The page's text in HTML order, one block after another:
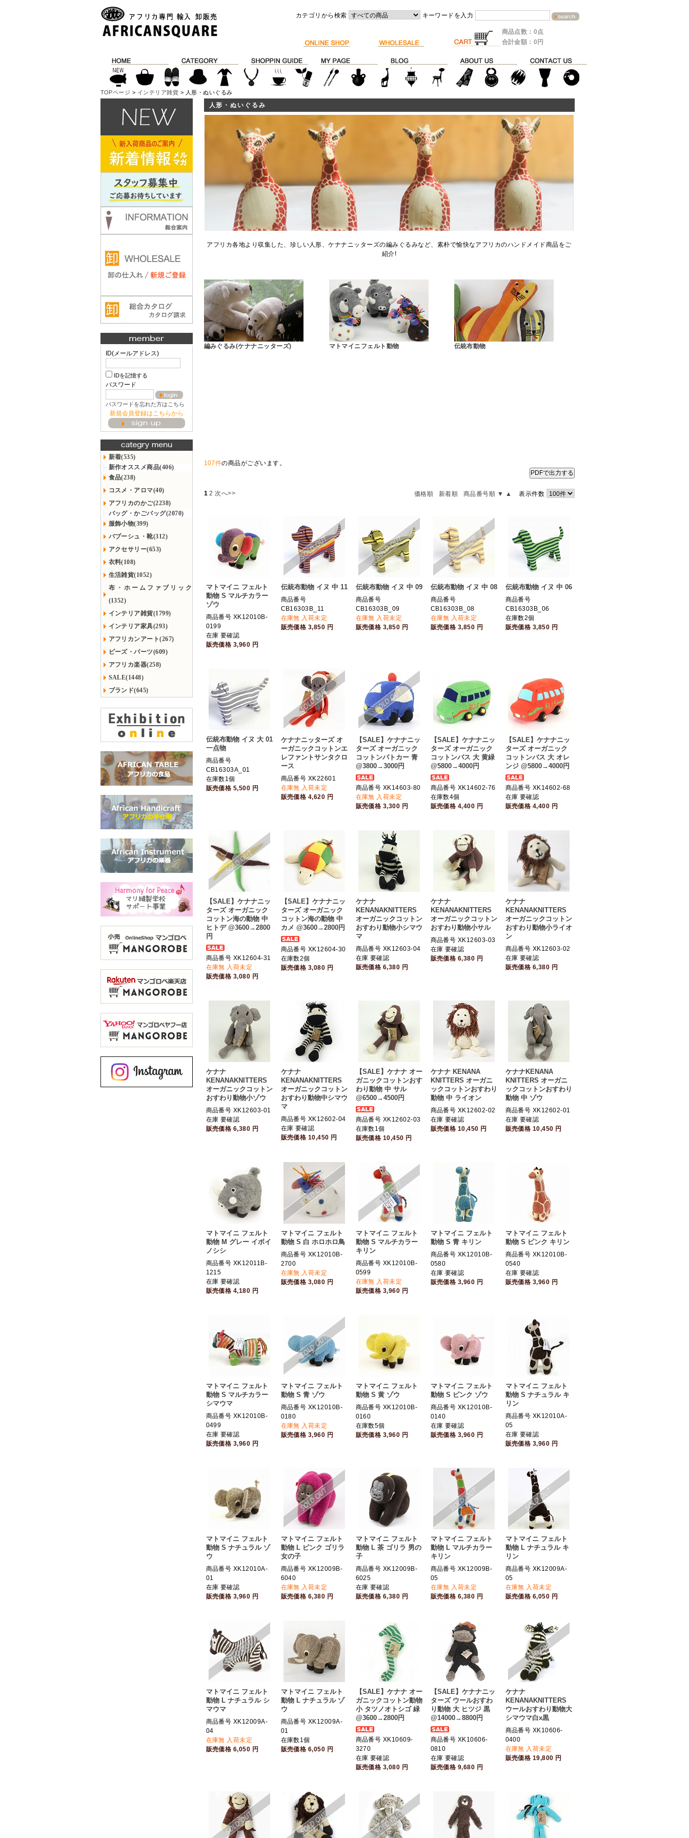
カテゴリから検索 キーワードを入力
商品点数：0点
合計金額：0円
TOPページ > インテリア雑貨 > 人形・ぬいぐるみ
ID(メールアドレス)
IDを記憶する
パスワード
パスワードを忘れた方はこちら
新規会員登録はこちらから
新着(535)
新作オススメ商品(406)
食品(238)
コスメ・アロマ(40)
アフリカのかご(2238)
バッグ・かごバッグ(2070)
服飾小物(399)
バブーシュ・靴(312)
アクセサリー(653)
衣料(108)
生活雑貨(1052)
布・ホームファブリック
(1352)
インテリア雑貨(1799)
インテリア家具(293)
アフリカンアート(267)
ビーズ・パーツ(609)
アフリカ楽器(258)
SALE(1448)
ブランド(645)
人形・ぬいぐるみ
アフリカ各地より収集した、珍しい人形、ケナナニッターズの編みぐるみなど、素朴で愉快なアフリカのハンドメイド商品をご
紹介!
編みぐるみ(ケナナニッターズ) マトマイニフェルト動物 伝統布動物
107件の商品がございます。
PDFで出力する
価格順 新着順 商品番号順 ▼ ▲ 表示件数
1 2 次へ>>
マトマイニ フェルト
動物 S マルチカラー
ゾウ
商品番号 XK12010B-
0199
在庫 要確認
販売価格 3,960 円
伝統布動物 イヌ 中 11
商品番号
CB16303B_11
在庫無 入荷未定
販売価格 3,850 円
伝統布動物 イヌ 中 09
商品番号
CB16303B_09
在庫無 入荷未定
販売価格 3,850 円
伝統布動物 イヌ 中 08
商品番号
CB16303B_08
在庫無 入荷未定
販売価格 3,850 円
伝統布動物 イヌ 中 06
商品番号
CB16303B_06
在庫数2個
販売価格 3,850 円
伝統布動物 イヌ 大 01
一点物
商品番号
CB16303A_01
在庫数1個
販売価格 5,500 円
ケナナニッターズ オ
ーガニックコットンエ
レファントサンタクロ
ース
商品番号 XK22601
在庫無 入荷未定
販売価格 4,620 円
【SALE】ケナナニッ
ターズ オーガニック
コットンパトカー 青
@3800→3000円
商品番号 XK14603-80
在庫無 入荷未定
販売価格 3,300 円
【SALE】ケナナニッ
ターズ オーガニック
コットンバス 大 黄緑
@5800→4000円
商品番号 XK14602-76
在庫数4個
販売価格 4,400 円
【SALE】ケナナニッ
ターズ オーガニック
コットンバス 大 オレ
ンジ @5800→4000円
商品番号 XK14602-68
在庫 要確認
販売価格 4,400 円
【SALE】ケナナニッ
ターズ オーガニック
コットン海の動物 中
ヒトデ @3600→2800
円
商品番号 XK12604-31
在庫無 入荷未定
販売価格 3,080 円
【SALE】ケナナニッ
ターズ オーガニック
コットン海の動物 中
カメ @3600→2800円
商品番号 XK12604-30
在庫数2個
販売価格 3,080 円
ケナナ
KENANAKNITTERS
オーガニックコットン
おすわり動物小シマウ
マ
商品番号 XK12603-04
在庫 要確認
販売価格 6,380 円
ケナナ
KENANAKNITTERS
オーガニックコットン
おすわり動物小サル
商品番号 XK12603-03
在庫 要確認
販売価格 6,380 円
ケナナ
KENANAKNITTERS
オーガニックコットン
おすわり動物小ライオ
ン
商品番号 XK12603-02
在庫 要確認
販売価格 6,380 円
ケナナ
KENANAKNITTERS
オーガニックコットン
おすわり動物小ゾウ
商品番号 XK12603-01
在庫 要確認
販売価格 6,380 円
ケナナ
KENANAKNITTERS
オーガニックコットン
おすわり動物中シマウ
マ
商品番号 XK12602-04
在庫 要確認
販売価格 10,450 円
【SALE】ケナナ オー
ガニックコットンおす
わり動物 中 サル
@6500→4500円
商品番号 XK12602-03
在庫数1個
販売価格 10,450 円
ケナナ KENANA
KNITTERS オーガニ
ックコットンおすわり
動物 中 ライオン
商品番号 XK12602-02
在庫 要確認
販売価格 10,450 円
ケナナKENANA
KNITTERS オーガニ
ックコットンおすわり
動物 中 ゾウ
商品番号 XK12602-01
在庫 要確認
販売価格 10,450 円
マトマイニ フェルト
動物 M グレー イボイ
ノシシ
商品番号 XK12011B-
1215
在庫 要確認
販売価格 4,180 円
マトマイニ フェルト
動物 S 白 ホロホロ鳥
商品番号 XK12010B-
2700
在庫無 入荷未定
販売価格 3,080 円
マトマイニ フェルト
動物 S マルチカラー
キリン
商品番号 XK12010B-
0599
在庫無 入荷未定
販売価格 3,960 円
マトマイニ フェルト
動物 S 青 キリン
商品番号 XK12010B-
0580
在庫 要確認
販売価格 3,960 円
マトマイニ フェルト
動物 S ピンク キリン
商品番号 XK12010B-
0540
在庫 要確認
販売価格 3,960 円
マトマイニ フェルト
動物 S マルチカラー
シマウマ
商品番号 XK12010B-
0499
在庫 要確認
販売価格 3,960 円
マトマイニ フェルト
動物 S 青 ゾウ
商品番号 XK12010B-
0180
在庫無 入荷未定
販売価格 3,960 円
マトマイニ フェルト
動物 S 黄 ゾウ
商品番号 XK12010B-
0160
在庫数5個
販売価格 3,960 円
マトマイニ フェルト
動物 S ピンク ゾウ
商品番号 XK12010B-
0140
在庫 要確認
販売価格 3,960 円
マトマイニ フェルト
動物 S ナチュラル キ
リン
商品番号 XK12010A-
05
在庫 要確認
販売価格 3,960 円
マトマイニ フェルト
動物 S ナチュラル ゾ
ウ
商品番号 XK12010A-
01
在庫 要確認
販売価格 3,960 円
マトマイニ フェルト
動物 L ピンク ゴリラ
女の子
商品番号 XK12009B-
6040
在庫無 入荷未定
販売価格 6,380 円
マトマイニ フェルト
動物 L 茶 ゴリラ 男の
子
商品番号 XK12009B-
6025
在庫 要確認
販売価格 6,380 円
マトマイニ フェルト
動物 L マルチカラー
キリン
商品番号 XK12009B-
05
在庫無 入荷未定
販売価格 6,380 円
マトマイニ フェルト
動物 L ナチュラル キ
リン
商品番号 XK12009A-
05
在庫無 入荷未定
販売価格 6,050 円
マトマイニ フェルト
動物 L ナチュラル シ
マウマ
商品番号 XK12009A-
04
在庫無 入荷未定
販売価格 6,050 円
マトマイニ フェルト
動物 L ナチュラル ゾ
ウ
商品番号 XK12009A-
01
在庫数1個
販売価格 6,050 円
【SALE】ケナナ オー
ガニックコットン動物
小 タツノオトシゴ 緑
@3600→2800円
商品番号 XK10609-
3270
在庫 要確認
販売価格 3,080 円
【SALE】ケナナニッ
ターズ ウールおすわ
り動物 大 ヒツジ 黒
@14000→8800円
商品番号 XK10606-
0810
在庫 要確認
販売価格 9,680 円
ケナナ
KENANAKNITTERS
ウールおすわり動物大
シマウマ白x黒
商品番号 XK10606-
0400
在庫無 入荷未定
販売価格 19,800 円